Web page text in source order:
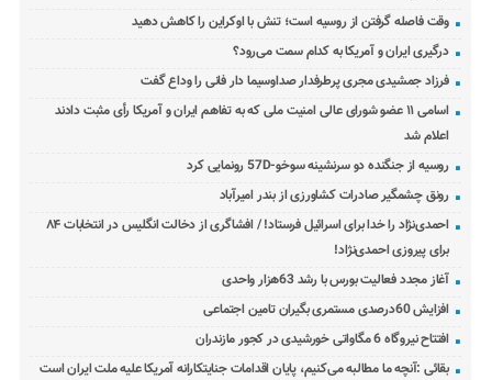
وقت فاصله گرفتن از روسیه است؛ تنش با اوکراین را کاهش دهید
درگیری ایران و آمریکا به کدام سمت می‌رود؟
فرزاد جمشیدی مجری پرطرفدار صداوسیما دار فانی را وداع گفت
اسامی ۱۱ عضو شورای عالی امنیت ملی که به تفاهم ایران و آمریکا رأی مثبت دادند
اعلام شد
روسیه از جنگنده دو سرنشینه سوخو-57D رونمایی کرد
رونق چشمگیر صادرات کشاورزی از بندر امیرآباد
احمدی‌نژاد را خدا برای اسرائیل فرستاد! / افشاگری از دخالت انگلیس در انتخابات ۸۴
برای پیروزی احمدی‌نژاد!
آغاز مجدد فعالیت بورس با رشد 63هزار واحدی
افزایش 60درصدی مستمری بگیران تامین اجتماعی
افتتاح نیروگاه 6 مگاواتی خورشیدی در کجور مازندران
بقائی :آنچه ما مطالبه می‌کنیم، پایان اقدامات جنایتکارانه آمریکا علیه ملت ایران است